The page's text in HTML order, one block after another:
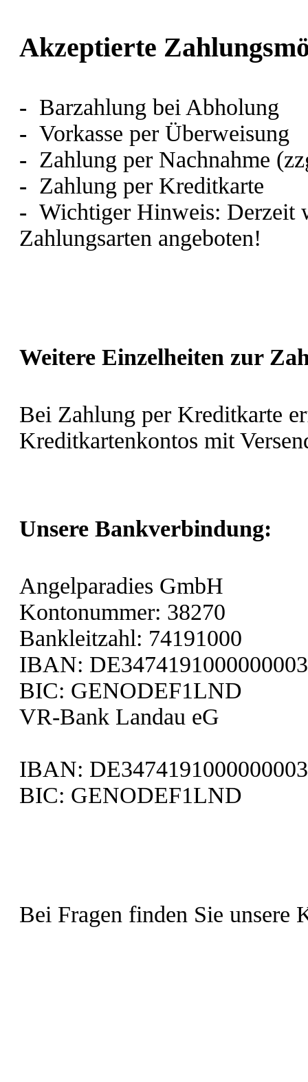
Akzeptierte
- Barzahlung bei Abholung
- Vorkasse per Überweisung
- Zahlung per Nachnahme
- Zahlung per Kreditkarte
- Wichtiger Hinweis: Derzeit
Zahlungsarten angeboten!
Weitere Einzelheiten zur
Bei Zahlung per Kreditkarte
Kreditkartenkontos mit
Unsere Bankverbindung:
Angelparadies GmbH
Kontonummer: 38270
Bankleitzahl: 74191000
IBAN:
BIC: GENODEF1LND
VR-Bank Landau eG
IBAN:
BIC: GENODEF1LND
Bei Fragen finden Sie unsere